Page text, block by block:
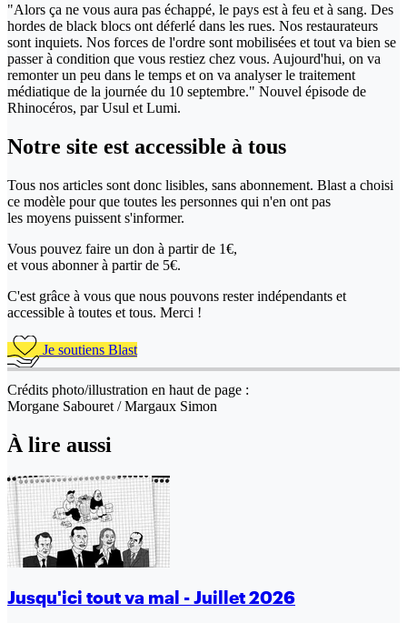
"Alors ça ne vous aura pas échappé, le pays est à feu et à sang. Des
hordes de black blocs ont déferlé dans les rues. Nos restaurateurs
sont inquiets. Nos forces de l'ordre sont mobilisées et tout va bien se
passer à condition que vous restiez chez vous. Aujourd'hui, on va
remonter un peu dans le temps et on va analyser le traitement
médiatique de la journée du 10 septembre." Nouvel épisode de
Rhinocéros, par Usul et Lumi.
Notre site est accessible à tous
Tous nos articles sont donc lisibles, sans abonnement. Blast a choisi
ce modèle pour que toutes les personnes qui n'en ont pas
les moyens puissent s'informer.
Vous pouvez faire un don à partir de 1€,
et vous abonner à partir de 5€.
C'est grâce à vous que nous pouvons rester indépendants et
accessible à toutes et tous. Merci !
Je soutiens Blast
Crédits photo/illustration en haut de page :
Morgane Sabouret / Margaux Simon
À lire aussi
Jusqu'ici tout va mal - Juillet 2026